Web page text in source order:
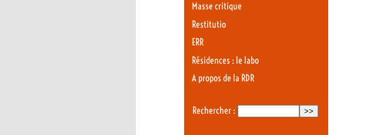
Masse critique
Restitutio
ERR
Résidences : le labo
A propos de la RDR
Rechercher :